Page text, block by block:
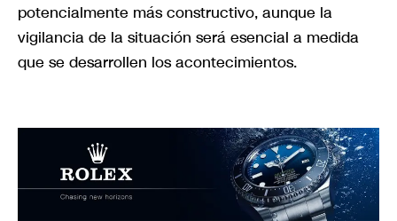
potencialmente más constructivo, aunque la
vigilancia de la situación será esencial a medida
que se desarrollen los acontecimientos.